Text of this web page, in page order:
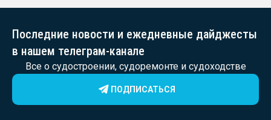
Последние новости и ежедневные дайджесты
в нашем телеграм-канале
Все о судостроении, судоремонте и судоходстве
ПОДПИСАТЬСЯ